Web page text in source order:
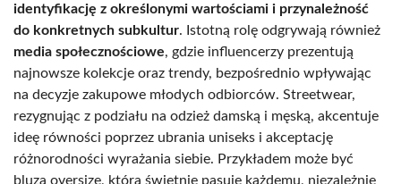
identyfikację z określonymi wartościami i przynależność
do konkretnych subkultur. Istotną rolę odgrywają również
media społecznościowe, gdzie influencerzy prezentują
najnowsze kolekcje oraz trendy, bezpośrednio wpływając
na decyzje zakupowe młodych odbiorców. Streetwear,
rezygnując z podziału na odzież damską i męską, akcentuje
ideę równości poprzez ubrania uniseks i akceptację
różnorodności wyrażania siebie. Przykładem może być
bluza oversize, która świetnie pasuje każdemu, niezależnie